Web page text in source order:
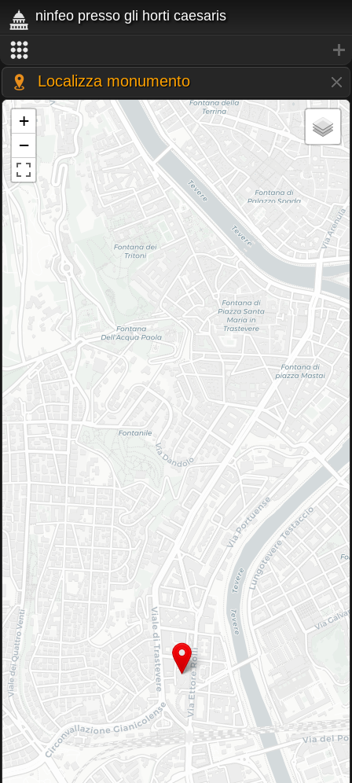
ninfeo presso gli horti caesaris
Localizza monumento
+
−